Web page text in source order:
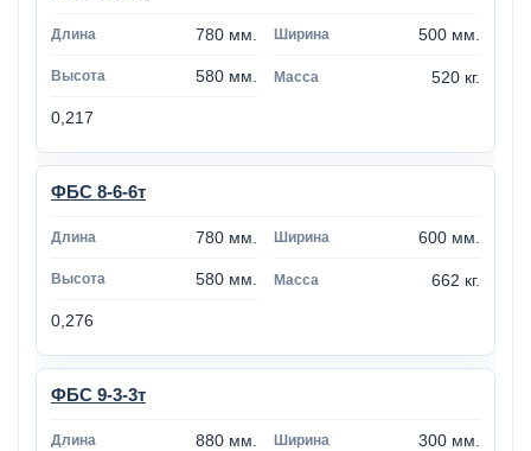
780 мм. 500 мм.
580 мм. 520 кг.
0,217
ФБС 8-6-6т
780 мм. 600 мм.
580 мм. 662 кг.
0,276
ФБС 9-3-3т
880 мм. 300 мм.